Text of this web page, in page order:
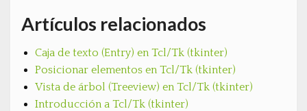
Artículos relacionados
Caja de texto (Entry) en Tcl/Tk (tkinter)
Posicionar elementos en Tcl/Tk (tkinter)
Vista de árbol (Treeview) en Tcl/Tk (tkinter)
Introducción a Tcl/Tk (tkinter)